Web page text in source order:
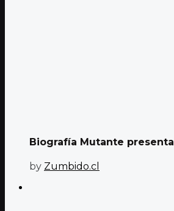
Biografía Mutante
by Zumbido.cl